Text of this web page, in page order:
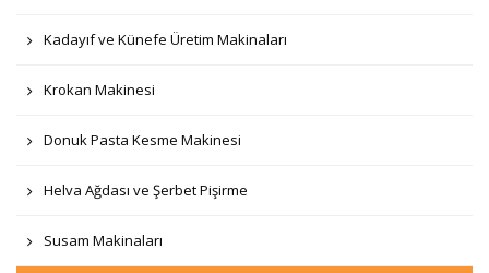
Kadayıf ve Künefe Üretim Makinaları
Krokan Makinesi
Donuk Pasta Kesme Makinesi
Helva Ağdası ve Şerbet Pişirme
Susam Makinaları